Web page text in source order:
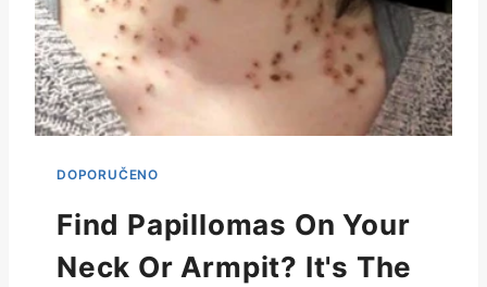
Find Papillomas On Your
Neck Or Armpit? It's The